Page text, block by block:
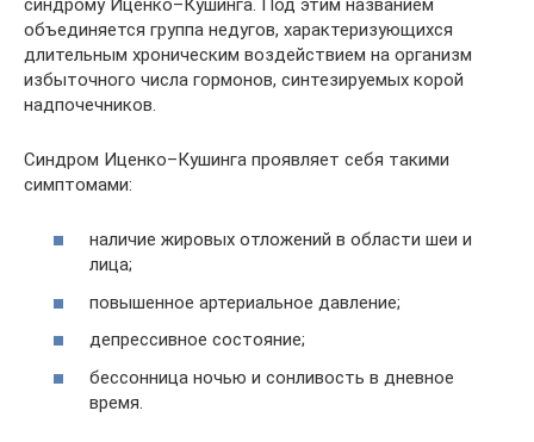
объединяется группа недугов, характеризующихся
длительным хроническим воздействием на организм
избыточного числа гормонов, синтезируемых корой
надпочечников.
Синдром Иценко–Кушинга проявляет себя такими
симптомами:
наличие жировых отложений в области шеи и
лица;
повышенное артериальное давление;
депрессивное состояние;
бессонница ночью и сонливость в дневное
время.